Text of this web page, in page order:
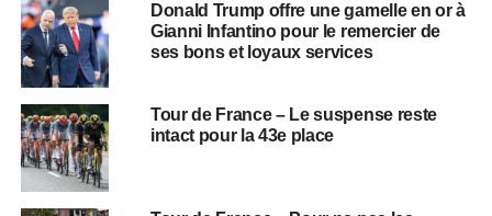
Donald Trump offre une gamelle en or à
Gianni Infantino pour le remercier de
ses bons et loyaux services
Tour de France – Le suspense reste
intact pour la 43e place